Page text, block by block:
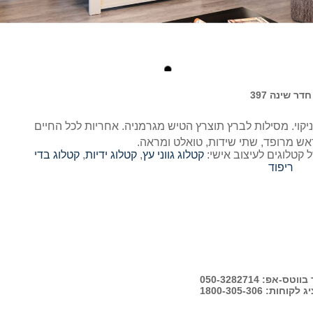
חדר שינה 397
מרופד, שתי שידות, טואלט ומראה.
קטלוגים לעיצוב אישי:קטלוג גווני עץ,קטלוג ידיות,קטלוג בדי
ריפוד
אפ: 050-3282714
1800-305-306